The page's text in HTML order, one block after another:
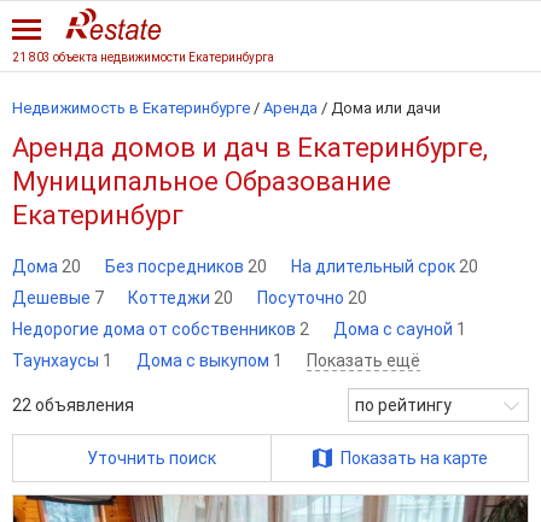
21 803 объекта недвижимости Екатеринбурга
Недвижимость в Екатеринбурге / Аренда / Дома или дачи
Аренда домов и дач в Екатеринбурге,
Муниципальное Образование
Екатеринбург
Дома 20 Без посредников 20 На длительный срок 20
Дешевые 7 Коттеджи 20 Посуточно 20
Недорогие дома от собственников 2 Дома с сауной 1
Таунхаусы 1 Дома с выкупом 1 Показать ещё
22 объявления по рейтингу
Уточнить поиск Показать на карте